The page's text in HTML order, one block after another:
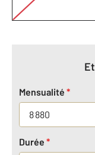
Mensualité *
Durée *